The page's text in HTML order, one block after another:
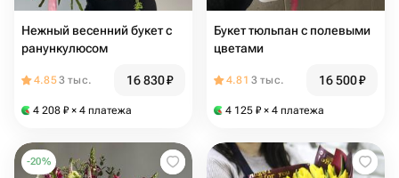
Нежный весенний букет с
ранункулюсом
4.853 тыс. 16 830₽
4 208 ₽ × 4 платежа
Букет тюльпан с полевыми
цветами
4.81 3 тыс. 16 500₽
4 125 ₽ × 4 платежа
-20%